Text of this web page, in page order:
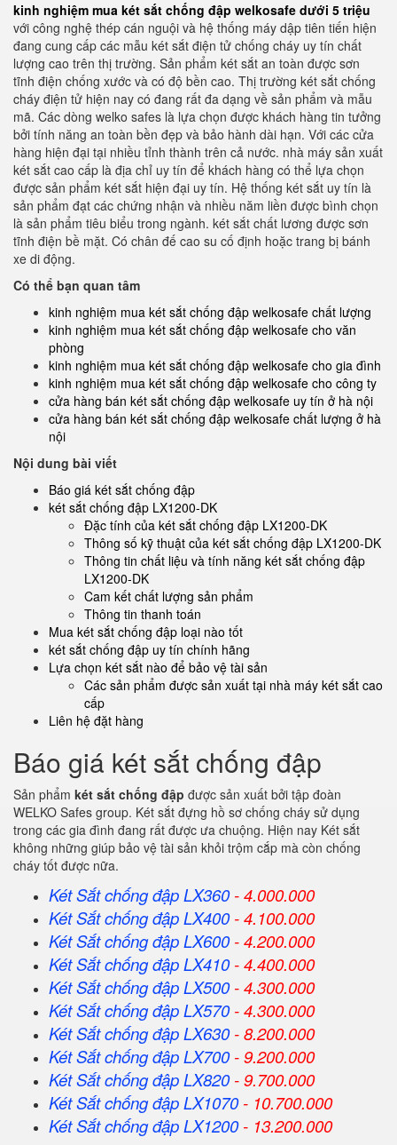
kinh nghiệm mua két sắt chống đập welkosafe dưới 5 triệu
với công nghệ thép cán nguội và hệ thống máy dập tiên tiến hiện
đang cung cấp các mẫu két sắt điện tử chống cháy uy tín chất
lượng cao trên thị trường. Sản phẩm két sắt an toàn được sơn
tĩnh điện chống xước và có độ bền cao. Thị trường két sắt chống
cháy điện tử hiện nay có đang rất đa dạng về sản phẩm và mẫu
mã. Các dòng welko safes là lựa chọn được khách hàng tin tưởng
bởi tính năng an toàn bền đẹp và bảo hành dài hạn. Với các cửa
hàng hiện đại tại nhiều tỉnh thành trên cả nước. nhà máy sản xuất
két sắt cao cấp là địa chỉ uy tín để khách hàng có thể lựa chọn
được sản phẩm két sắt hiện đại uy tín. Hệ thống két sắt uy tín là
sản phẩm đạt các chứng nhận và nhiều năm liền được bình chọn
là sản phẩm tiêu biểu trong ngành. két sắt chất lương được sơn
tĩnh điện bề mặt. Có chân đế cao su cố định hoặc trang bị bánh
xe di động.
Có thể bạn quan tâm
kinh nghiệm mua két sắt chống đập welkosafe chất lượng
kinh nghiệm mua két sắt chống đập welkosafe cho văn
phòng
kinh nghiệm mua két sắt chống đập welkosafe cho gia đình
kinh nghiệm mua két sắt chống đập welkosafe cho công ty
cửa hàng bán két sắt chống đập welkosafe uy tín ở hà nội
cửa hàng bán két sắt chống đập welkosafe chất lượng ở hà
nội
Nội dung bài viết
Báo giá két sắt chống đập
két sắt chống đập LX1200-DK
Đặc tính của két sắt chống đập LX1200-DK
Thông số kỹ thuật của két sắt chống đập LX1200-DK
Thông tin chất liệu và tính năng két sắt chống đập
LX1200-DK
Cam kết chất lượng sản phẩm
Thông tin thanh toán
Mua két sắt chống đập loại nào tốt
két sắt chống đập uy tín chính hãng
Lựa chọn két sắt nào để bảo vệ tài sản
Các sản phẩm được sản xuất tại nhà máy két sắt cao
cấp
Liên hệ đặt hàng
Báo giá két sắt chống đập
Sản phẩm két sắt chống đập được sản xuất bởi tập đoàn
WELKO Safes group. Két sắt đựng hồ sơ chống cháy sử dụng
trong các gia đình đang rất được ưa chuộng. Hiện nay Két sắt
không những giúp bảo vệ tài sản khỏi trộm cắp mà còn chống
cháy tốt được nữa.
Két Sắt chống đập LX360- 4.000.000
Két Sắtchống đậpLX400- 4.100.000
Két Sắtchống đậpLX600- 4.200.000
Két Sắtchống đậpLX410- 4.400.000
Két Sắtchống đậpLX500- 4.300.000
Két Sắtchống đậpLX570- 4.300.000
Két Sắtchống đậpLX630- 8.200.000
Két Sắtchống đậpLX700- 9.200.000
Két Sắtchống đậpLX820- 9.700.000
Két Sắtchống đậpLX1070- 10.700.000
Két Sắtchống đậpLX1200- 13.200.000